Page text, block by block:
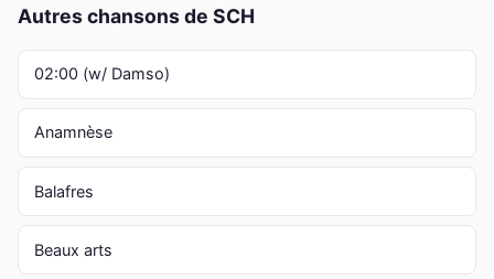
Autres chansons de SCH
02:00 (w/ Damso)
Anamnèse
Balafres
Beaux arts